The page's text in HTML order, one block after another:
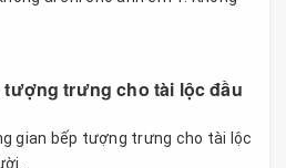
tượng trưng cho tài lộc đầu
gian bếp tượng trưng cho tài lộc